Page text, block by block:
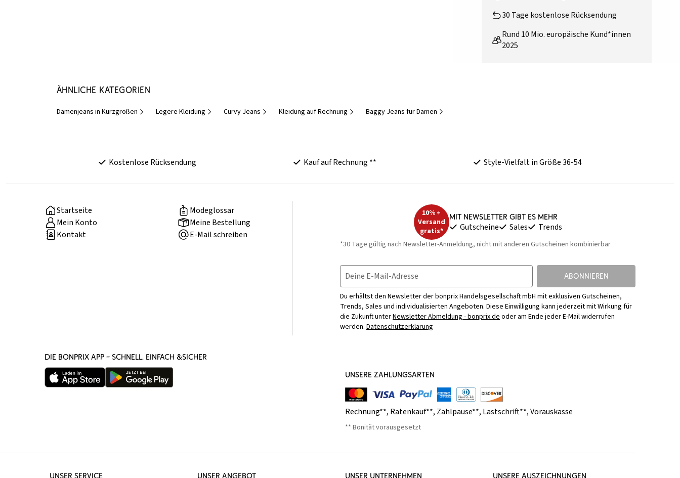
30 Tage kostenlose Rücksendung
Rund 10 Mio. europäische Kund*innen
2025
Ähnliche Kategorien
Damenjeans in Kurzgrößen Legere Kleidung Curvy Jeans Kleidung auf Rechnung Baggy Jeans für Damen
Kostenlose Rücksendung Kauf auf Rechnung ** Style-Vielfalt in Größe 36-54
Startseite
Modeglossar
Mein Konto
Meine Bestellung
Kontakt
E-Mail schreiben
10% +
Versand
gratis*
Mit Newsletter gibt es mehr
Gutscheine Sales Trends
*30 Tage gültig nach Newsletter-Anmeldung, nicht mit anderen Gutscheinen kombinierbar
Deine E-Mail-Adresse ABONNIEREN
Du erhältst den Newsletter der bonprix Handelsgesellschaft mbH mit exklusiven Gutscheinen,
Trends, Sales und individualisierten Angeboten. Diese Einwilligung kann jederzeit mit Wirkung für
die Zukunft unterNewsletter Abmeldung - bonprix.deoder am Ende jeder E-Mail widerrufen
werden. Datenschutzerklärung
DIE BONPRIX APP – SCHNELL, EINFACH &SICHER
UNSERE ZAHLUNGSARTEN
Rechnung**, Ratenkauf**, Zahlpause**, Lastschrift**,Vorauskasse
** Bonität vorausgesetzt
UNSER SERVICE UNSER ANGEBOT UNSER UNTERNEHMEN UNSERE AUSZEICHNUNGEN